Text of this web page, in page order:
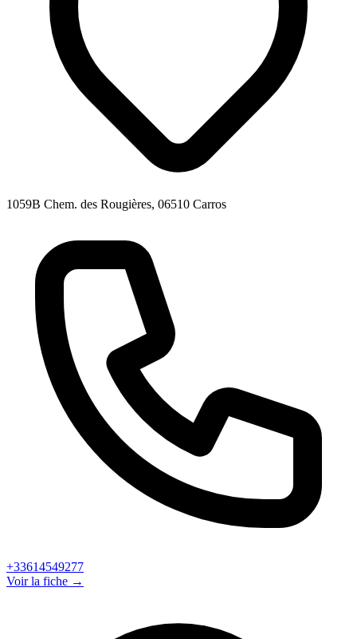
1059B Chem. des Rougières, 06510 Carros
+33614549277
Voir la fiche →